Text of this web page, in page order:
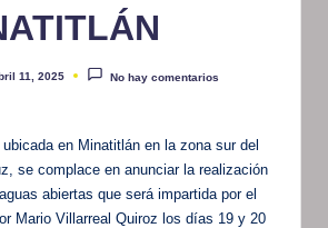
11, 2025 No hay comentarios
en Minatitlán en la zona sur del
se complace en anunciar la realización
abiertas que será impartida por el
Mario Villarreal Quiroz los días 19 y 20